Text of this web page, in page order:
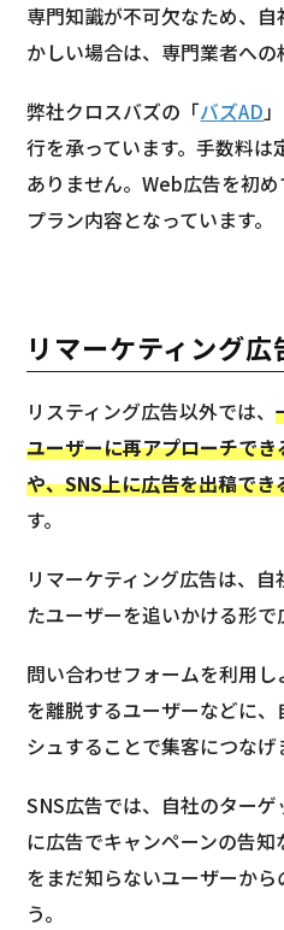
専門知識が不可欠なため、
かしい場合は、専門業者への
弊社クロスバズの「バズAD
行を承っています。手数料は
ありません。Web広告を初
プラン内容となっています。
リマーケティング
リスティング広告以外では、
ユーザーに再アプローチで
や、SNS上に広告を出稿で
す。
リマーケティング広告は、
たユーザーを追いかける形で
問い合わせフォームを利用
を離脱するユーザーなどに
シュすることで集客につなげ
SNS広告では、自社のター
に広告でキャンペーンの告
をまだ知らないユーザーか
う。